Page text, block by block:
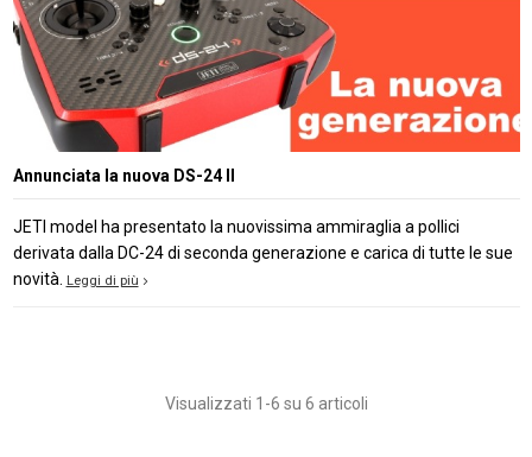
Annunciata la nuova DS-24 II
JETI model ha presentato la nuovissima ammiraglia a pollici
derivata dalla DC-24 di seconda generazione e carica di tutte le sue
novità.
Leggi di più
Visualizzati 1-6 su 6 articoli